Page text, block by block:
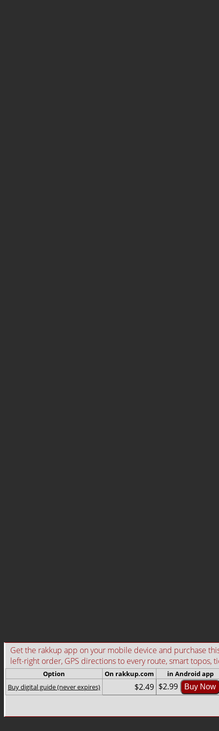
Get the rakkup app on your mobile device and purchase
left-right order, GPS directions to every route, smart topos,
Option On rakkup.com
in Android app
Buy digital guide (never expires)
$2.49 $2.99 Buy Now